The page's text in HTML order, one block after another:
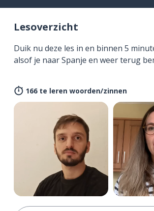
Lesoverzicht
Duik nu deze les in en binnen 5
alsof je naar Spanje en weer terug
166 te leren woorden/zinnen